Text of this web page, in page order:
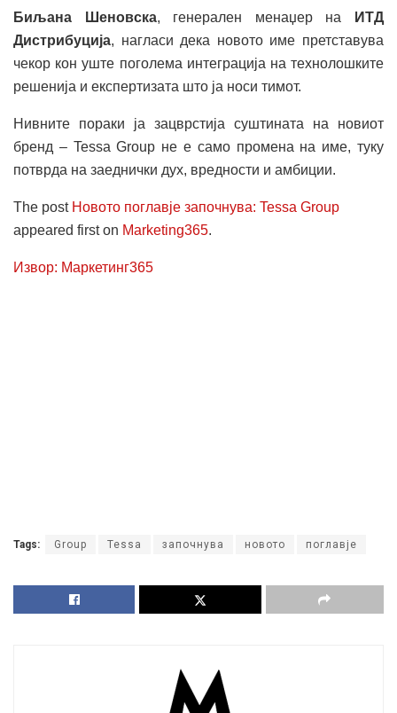
Биљана Шеновска, генерален менаџер на
ИТД
Дистрибуција, нагласи дека новото име претставува
чекор кон уште поголема интеграција на технолошките
решенија и експертизата што ја носи тимот.
Нивните пораки ја зацврстија суштината на новиот
бренд – Tessa Group не е само промена на име, туку
потврда на заеднички дух, вредности и амбиции.
The post Новото поглавје започнува: Tessa Group
appeared first on Marketing365.
Извор: Маркетинг365
Tags: Group Tessa започнува новото поглавје